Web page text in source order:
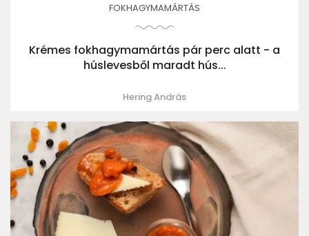
FOKHAGYMAMÁRTÁS
Krémes fokhagymamártás pár perc alatt - a
húslevesből maradt hús...
Hering András